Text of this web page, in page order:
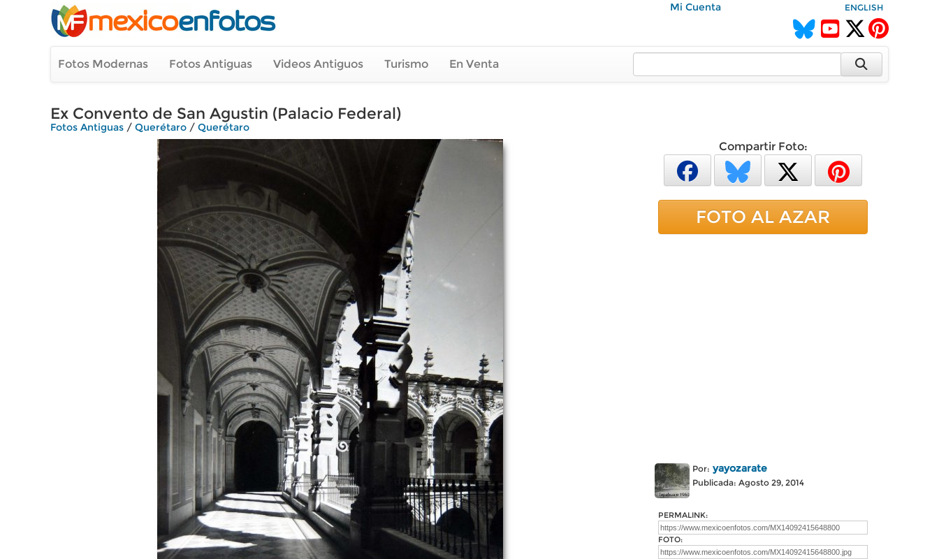
Mi Cuenta ENGLISH
Fotos Modernas Fotos Antiguas Videos Antiguos Turismo En Venta
Ex Convento de San Agustin (Palacio Federal)
Fotos Antiguas / Querétaro / Querétaro
Compartir Foto:
FOTO AL AZAR
Por: yayozarate
Publicada: Agosto 29, 2014
PERMALINK:
FOTO: